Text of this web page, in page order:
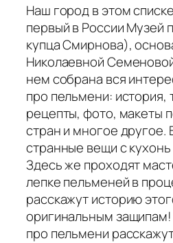
Наш город в этом
первый в России Музей
купца Смирнова),
Николаевной
нем собрана вся
про пельмени: история,
рецепты, фото, макеты
стран и многое другое.
странные вещи с
Здесь же проходят
лепке пельменей в
расскажут историю
оригинальным
про пельмени